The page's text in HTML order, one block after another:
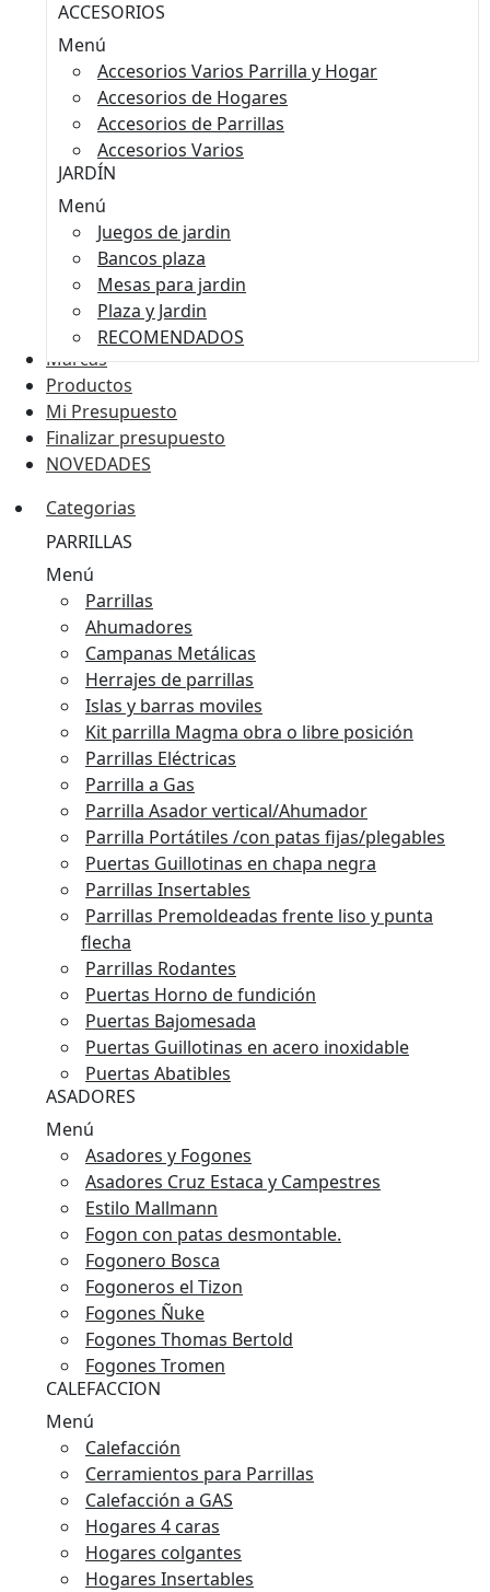
ACCESORIOS
Menú
Accesorios Varios Parrilla y Hogar
Accesorios de Hogares
Accesorios de Parrillas
Accesorios Varios
JARDÍN
Menú
Juegos de jardin
Bancos plaza
Mesas para jardin
Plaza y Jardin
RECOMENDADOS
Marcas
Productos
Mi Presupuesto
Finalizar presupuesto
NOVEDADES
Categorias
PARRILLAS
Menú
Parrillas
Ahumadores
Campanas Metálicas
Herrajes de parrillas
Islas y barras moviles
Kit parrilla Magma obra o libre posición
Parrillas Eléctricas
Parrilla a Gas
Parrilla Asador vertical/Ahumador
Parrilla Portátiles /con patas fijas/plegables
Puertas Guillotinas en chapa negra
Parrillas Insertables
Parrillas Premoldeadas frente liso y punta
flecha
Parrillas Rodantes
Puertas Horno de fundición
Puertas Bajomesada
Puertas Guillotinas en acero inoxidable
Puertas Abatibles
ASADORES
Menú
Asadores y Fogones
Asadores Cruz Estaca y Campestres
Estilo Mallmann
Fogon con patas desmontable.
Fogonero Bosca
Fogoneros el Tizon
Fogones Ñuke
Fogones Thomas Bertold
Fogones Tromen
CALEFACCION
Menú
Calefacción
Cerramientos para Parrillas
Calefacción a GAS
Hogares 4 caras
Hogares colgantes
Hogares Insertables